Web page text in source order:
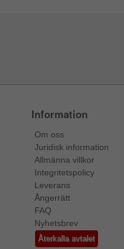
Information
Om oss
Juridisk information
Allmänna villkor
Integritetspolicy
Leverans
Ångerrätt
FAQ
Nyhetsbrev
Återkalla avtalet